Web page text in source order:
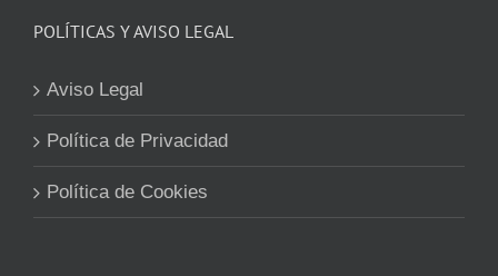
POLÍTICAS Y AVISO LEGAL
Aviso Legal
Política de Privacidad
Política de Cookies